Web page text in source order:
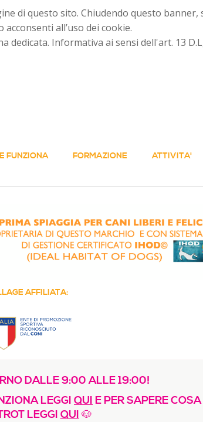
di questo sito. Chiudendo questo
all’uso dei cookie.
Informativa ai sensi dell'art. 13
FUNZIONA FORMAZIONE ATTIVITA'
AFFILIATA:
DALLE 9:00 ALLE 19:00!
LEGGI QUI E PER SAPERE
LEGGI QUI 🐶